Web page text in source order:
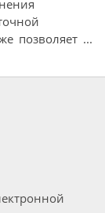
позволяет ...